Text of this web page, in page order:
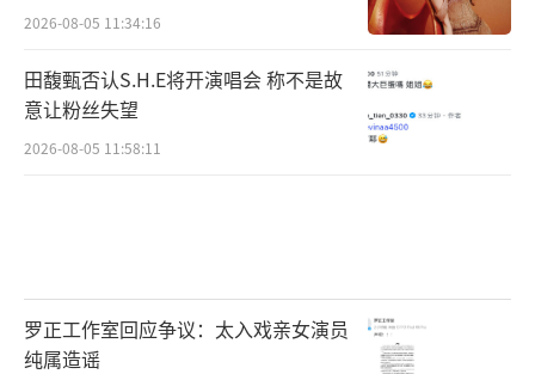
2026-08-05 11:34:16
田馥甄否认S.H.E将开演唱会 称不是故
意让粉丝失望
2026-08-05 11:58:11
罗正工作室回应争议：太入戏亲女演员
纯属造谣